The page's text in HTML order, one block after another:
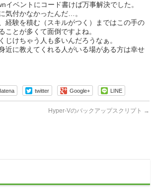
イベントにコード書けば万事解決でした。
気付かなかったんだ…。
経験を積む（スキルがつく）まではこの手の
ことが多くて面倒ですよね。
じけちゃう人も多いんだろうなぁ。
近に教えてくれる人がいる場がある方は幸せ
twitter Google+ LINE
Hyper-Vのバックアップスクリプト →